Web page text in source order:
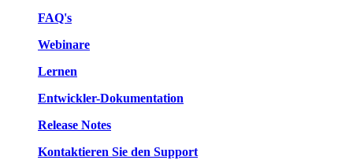
FAQ's
Webinare
Lernen
Entwickler-Dokumentation
Release Notes
Kontaktieren Sie den Support